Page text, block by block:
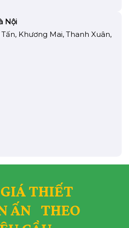
Nội
Khương Mai, Thanh Xuân,
THIẾT
ẤN THEO